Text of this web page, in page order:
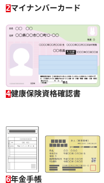
ってもらえる？
2マイナンバーカード
4健康保険資格確認書
6年金手帳